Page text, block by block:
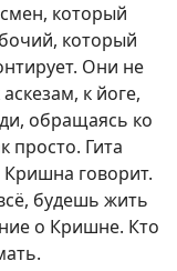
который
который
Они не
к йоге,
обращаясь ко
просто. Гита
Кришна говорит.
будешь жить
о Кришне. Кто